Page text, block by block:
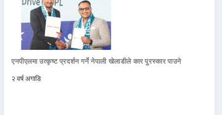
एनपीएलमा उत्कृष्ट प्रदर्शन गर्ने नेपाली खेलाडीले कार पुरस्कार पाउने
२ वर्ष अगाडि